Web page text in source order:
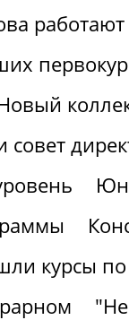
работают
курсы